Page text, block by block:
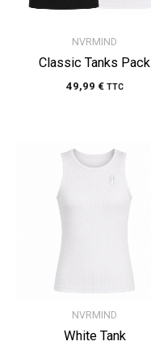
NVRMIND
Classic Tanks Pack
49,99 € TTC
NVRMIND
White Tank